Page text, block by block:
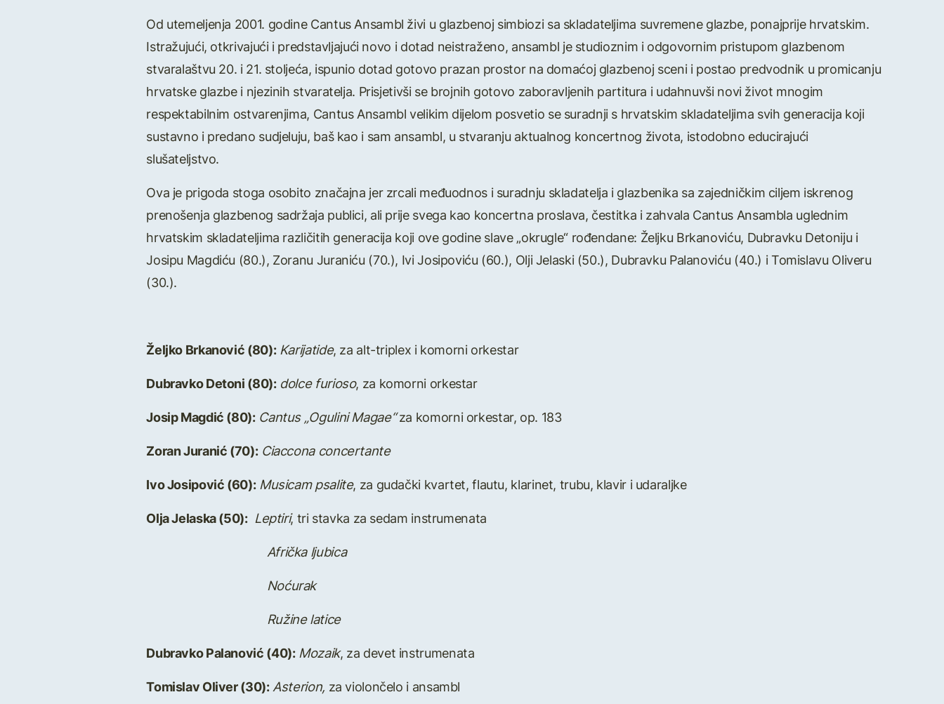
Od utemeljenja 2001. godine Cantus Ansambl živi u glazbenoj simbiozi sa skladateljima suvremene glazbe, ponajprije hrvatskim.
Istražujući, otkrivajući i predstavljajući novo i dotad neistraženo, ansambl je studioznim i odgovornim pristupom glazbenom
stvaralaštvu 20. i 21. stoljeća, ispunio dotad gotovo prazan prostor na domaćoj glazbenoj sceni i postao predvodnik u promicanju
hrvatske glazbe i njezinih stvaratelja. Prisjetivši se brojnih gotovo zaboravljenih partitura i udahnuvši novi život mnogim
respektabilnim ostvarenjima, Cantus Ansambl velikim dijelom posvetio se suradnji s hrvatskim skladateljima svih generacija koji
sustavno i predano sudjeluju, baš kao i sam ansambl, u stvaranju aktualnog koncertnog života, istodobno educirajući
slušateljstvo.
Ova je prigoda stoga osobito značajna jer zrcali međuodnos i suradnju skladatelja i glazbenika sa zajedničkim ciljem iskrenog
prenošenja glazbenog sadržaja publici, ali prije svega kao koncertna proslava, čestitka i zahvala Cantus Ansambla uglednim
hrvatskim skladateljima različitih generacija koji ove godine slave „okrugle“ rođendane: Željku Brkanoviću, Dubravku Detoniju i
Josipu Magdiću (80.), Zoranu Juraniću (70.), Ivi Josipoviću (60.), Olji Jelaski (50.), Dubravku Palanoviću (40.) i Tomislavu Oliveru
(30.).
Željko Brkanović (80): Karijatide, za alt-triplex i komorni orkestar
Dubravko Detoni (80): dolce furioso, za komorni orkestar
Josip Magdić (80): Cantus „Ogulini Magae“za komorni orkestar, op. 183
Zoran Juranić (70): Ciaccona concertante
Ivo Josipović (60): Musicam psalite, za gudački kvartet, flautu, klarinet, trubu, klavir i udaraljke
Olja Jelaska (50): Leptiri, tri stavka za sedam instrumenata
Afrička ljubica
Noćurak
Ružine latice
Dubravko Palanović (40): Mozaik, za devet instrumenata
Tomislav Oliver (30):Asterion, za violončelo i ansambl